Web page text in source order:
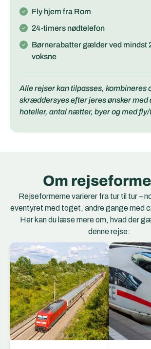
Fly hjem fra Rom
24-timers nødtelefon
Børnerabatter gælder ved mindst
voksne
Alle rejser kan tilpasses, kombineres
skræddersyes efter jeres ønsker med
hoteller, antal nætter, byer og med
Om
Rejseformerne varierer fra tur til tur –
eventyret med toget, andre gange med
Her kan du læse mere om, hvad der
denne rejse:
EC
EuroCity
netværk
storbyer
tværs af